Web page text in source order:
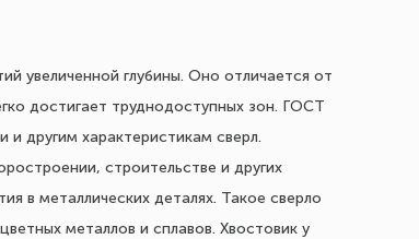
увеличенной глубины. Оно отличается от
достигает труднодоступных зон. ГОСТ
другим характеристикам сверл.
строительстве и других
в металлических деталях. Такое сверло
металлов и сплавов. Хвостовик у